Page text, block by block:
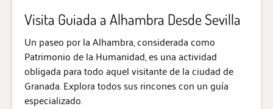
Visita Guiada a Alhambra Desde Sevilla
Un paseo por la Alhambra, considerada como
Patrimonio de la Humanidad, es una actividad
obligada para todo aquel visitante de la ciudad de
Granada. Explora todos sus rincones con un guía
especializado.